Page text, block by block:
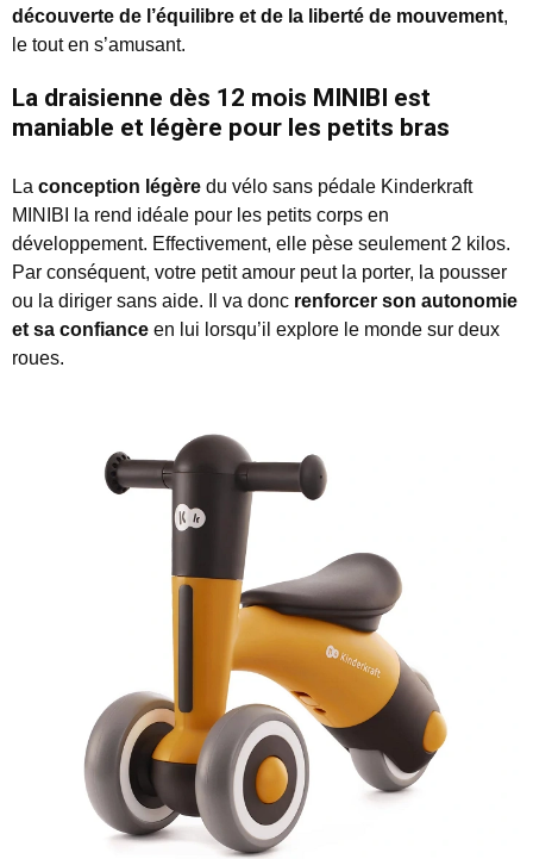
découverte de l’équilibre et de la liberté de mouvement,
le tout en s’amusant.
La draisienne dès 12 mois MINIBI est
maniable et légère pour les petits bras
La conception légère du vélo sans pédale Kinderkraft
MINIBI la rend idéale pour les petits corps en
développement. Effectivement, elle pèse seulement 2 kilos.
Par conséquent, votre petit amour peut la porter, la pousser
ou la diriger sans aide. Il va donc renforcer son autonomie
et sa confiance en lui lorsqu’il explore le monde sur deux
roues.